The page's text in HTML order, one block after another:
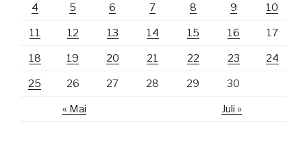
« Mai Juli »
4 5 6 7 8 9 10
11 12 13 14 15 16 17
18 19 20 21 22 23 24
25 26 27 28 29 30